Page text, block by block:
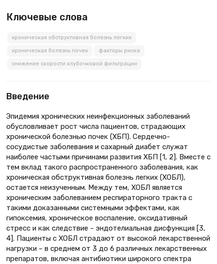
Ключевые слова
хроническая обструктивная болезнь легких
хроническая болезнь почек факторы риска
снижение скорости клубочковой фильтрации
Введение
Эпидемия хронических неинфекционных заболеваний
обусловливает рост числа пациентов, страдающих
хронической болезнью почек (ХБП). Сердечно-
сосудистые заболевания и сахарный диабет служат
наиболее частыми причинами развития ХБП [1, 2]. Вместе с
тем вклад такого распространенного заболевания, как
хроническая обструктивная болезнь легких (ХОБЛ),
остается неизученным. Между тем, ХОБЛ является
хроническим заболеванием респираторного тракта с
такими доказанными системными эффектами, как
гипоксемия, хроническое воспаление, оксидативный
стресс и как следствие – эндотелиальная дисфункция [3,
4]. Пациенты с ХОБЛ страдают от высокой лекарственной
нагрузки – в среднем от 3 до 6 различных лекарственных
препаратов, включая антибиотики широкого спектра